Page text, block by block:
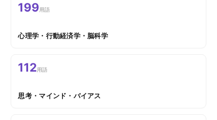
199用語
心理学・行動経済学・脳科学
112用語
思考・マインド・バイアス